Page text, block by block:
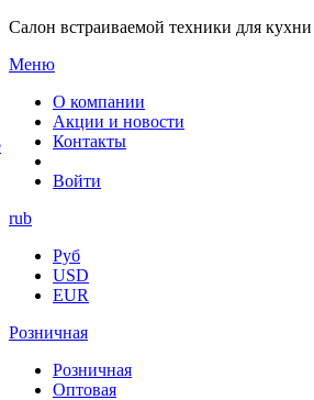
Салон встраиваемой техники для кухни
Меню
О компании
Акции и новости
Контакты
Войти
rub
Руб
USD
EUR
Розничная
Розничная
Оптовая